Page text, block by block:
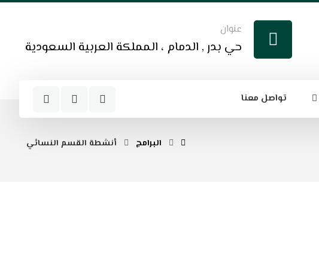
عنوان
حي بدر , الدمام ، المملكة العربية السعودية
تواصل معنا
البرامج أنشطة القسم النسائي